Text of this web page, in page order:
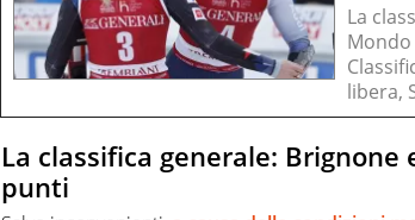
La
Mondo
libera,
La classifica generale:
punti